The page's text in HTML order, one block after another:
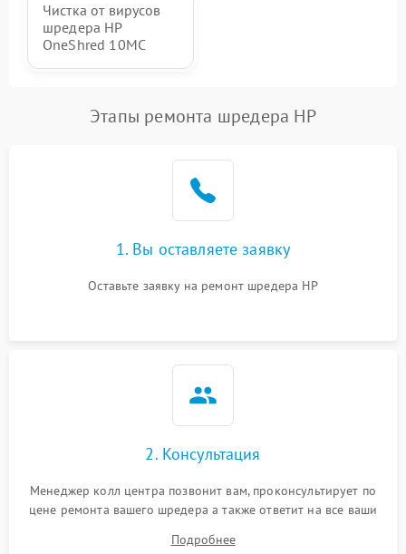
Чистка от вирусов
шредера HP
OneShred 10MC
Этапы ремонта шредера HP
1. Вы оставляете заявку
Оставьте заявку на ремонт шредера HP
2. Консультация
Менеджер колл центра позвонит вам, проконсультирует по
цене ремонта вашего шредера а также ответит на все ваши
Подробнее